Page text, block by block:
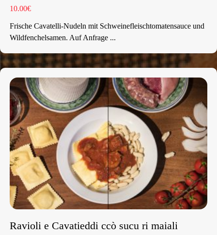
10.00€
Frische Cavatelli-Nudeln mit Schweinefleischtomatensauce und
Wildfenchelsamen. Auf Anfrage ...
Ravioli e Cavatieddi ccò sucu ri maiali